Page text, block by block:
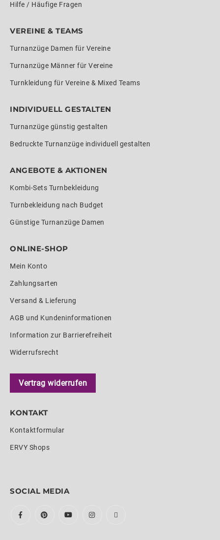
Hilfe / Häufige Fragen
VEREINE & TEAMS
Turnanzüge Damen für Vereine
Turnanzüge Männer für Vereine
Turnkleidung für Vereine & Mixed Teams
INDIVIDUELL GESTALTEN
Turnanzüge günstig gestalten
Bedruckte Turnanzüge individuell gestalten
ANGEBOTE & AKTIONEN
Kombi-Sets Turnbekleidung
Turnbekleidung nach Budget
Günstige Turnanzüge Damen
ONLINE-SHOP
Mein Konto
Zahlungsarten
Versand & Lieferung
AGB und Kundeninformationen
Information zur Barrierefreiheit
Widerrufsrecht
Vertrag widerrufen
KONTAKT
Kontaktformular
ERVY Shops
SOCIAL MEDIA